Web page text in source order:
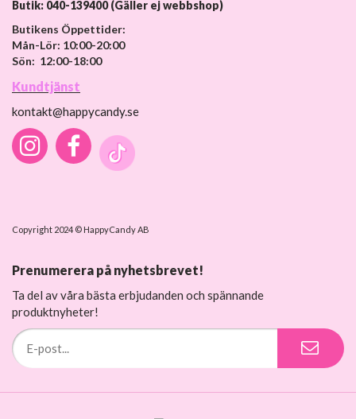
Butik: 040-139400 (Gäller ej webbshop)
Butikens Öppettider:
Mån-Lör: 10:00-20:00
Sön: 12:00-18:00
Kundtjänst
kontakt@happycandy.se
Copyright 2024 © HappyCandy AB
Prenumerera på nyhetsbrevet!
Ta del av våra bästa erbjudanden och spännande
produktnyheter!